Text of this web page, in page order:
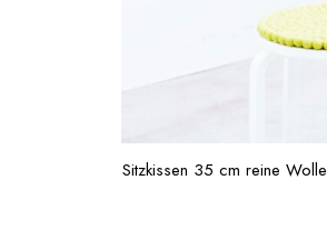
Sitzkissen 35 cm reine